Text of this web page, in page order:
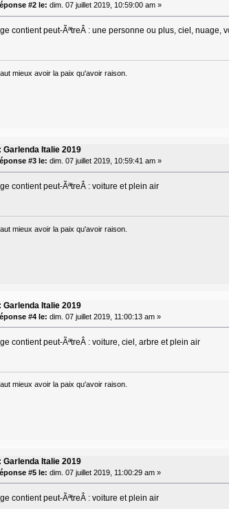
#2 le: dim. 07 juillet 2019, 10:59:00 am »
mieux avoir la paix qu'avoir raison.
Garlenda Italie 2019
#3 le: dim. 07 juillet 2019, 10:59:41 am »
mieux avoir la paix qu'avoir raison.
Garlenda Italie 2019
#4 le: dim. 07 juillet 2019, 11:00:13 am »
mieux avoir la paix qu'avoir raison.
Garlenda Italie 2019
#5 le: dim. 07 juillet 2019, 11:00:29 am »